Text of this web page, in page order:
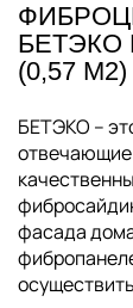
БЕТЭКО
(0,57 М2)
БЕТЭКО –
фасада